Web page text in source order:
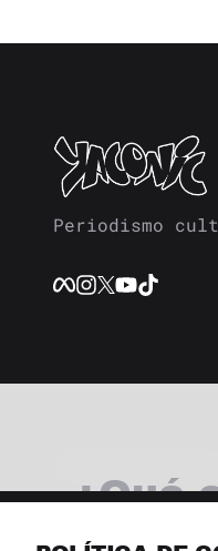
Periodismo